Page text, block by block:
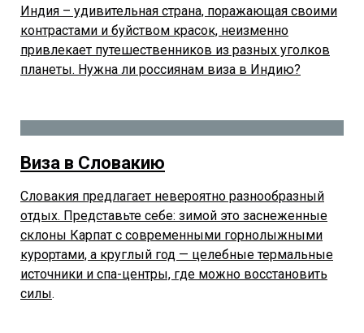
Индия – удивительная страна, поражающая своими
контрастами и буйством красок, неизменно
привлекает путешественников из разных уголков
планеты. Нужна ли россиянам виза в Индию?
Виза в Словакию
Словакия предлагает невероятно разнообразный
отдых. Представьте себе: зимой это заснеженные
склоны Карпат с современными горнолыжными
курортами, а круглый год — целебные термальные
источники и спа-центры, где можно восстановить
силы.